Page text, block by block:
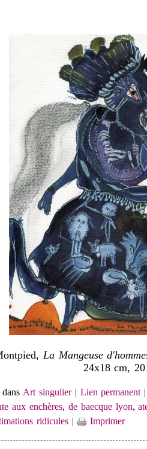
La Mangeuse
24x18 cm,
dansArt singulier| Lien permanent
aux enchères, de baecque lyon,
ridicules | Imprimer